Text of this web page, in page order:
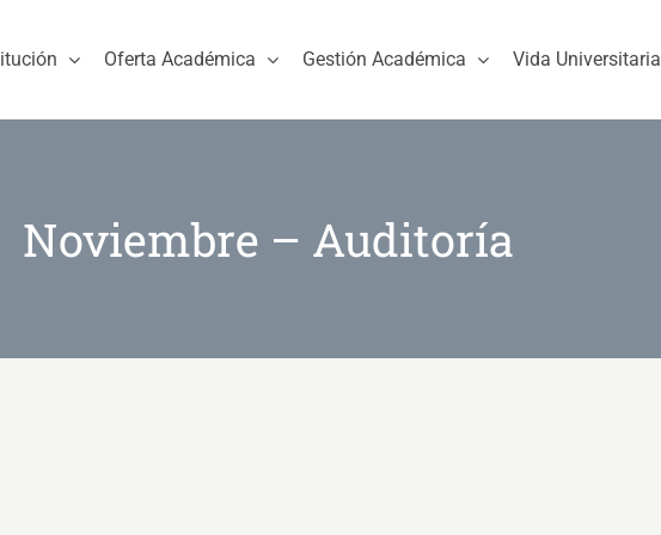
Oferta Académica Gestión Académica Vida Universitaria
Noviembre – Auditoría